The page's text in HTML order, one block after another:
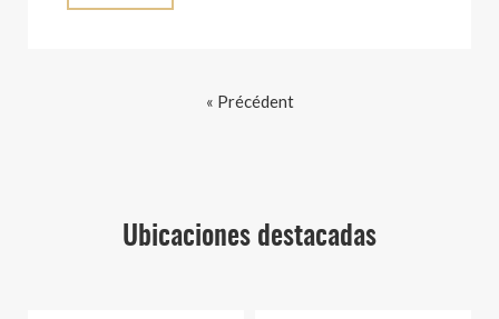
« Précédent
Ubicaciones destacadas